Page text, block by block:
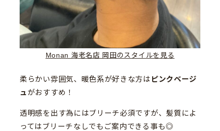
Monan 海老名店 岡田のスタイルを見る
柔らかい雰囲気、暖色系が好きな方は ピンクベージ
ュ がおすすめ！
透明感を出す為にはブリーチ必須ですが、髪質によ
ってはブリーチなしでもご案内できる事も◎